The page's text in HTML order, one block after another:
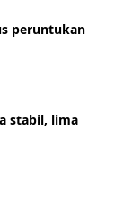
peruntukan
stabil, lima